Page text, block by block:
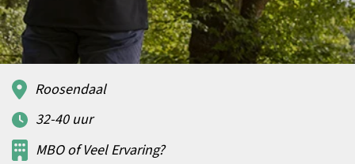
Roosendaal
32-40 uur
MBO of Veel Ervaring?